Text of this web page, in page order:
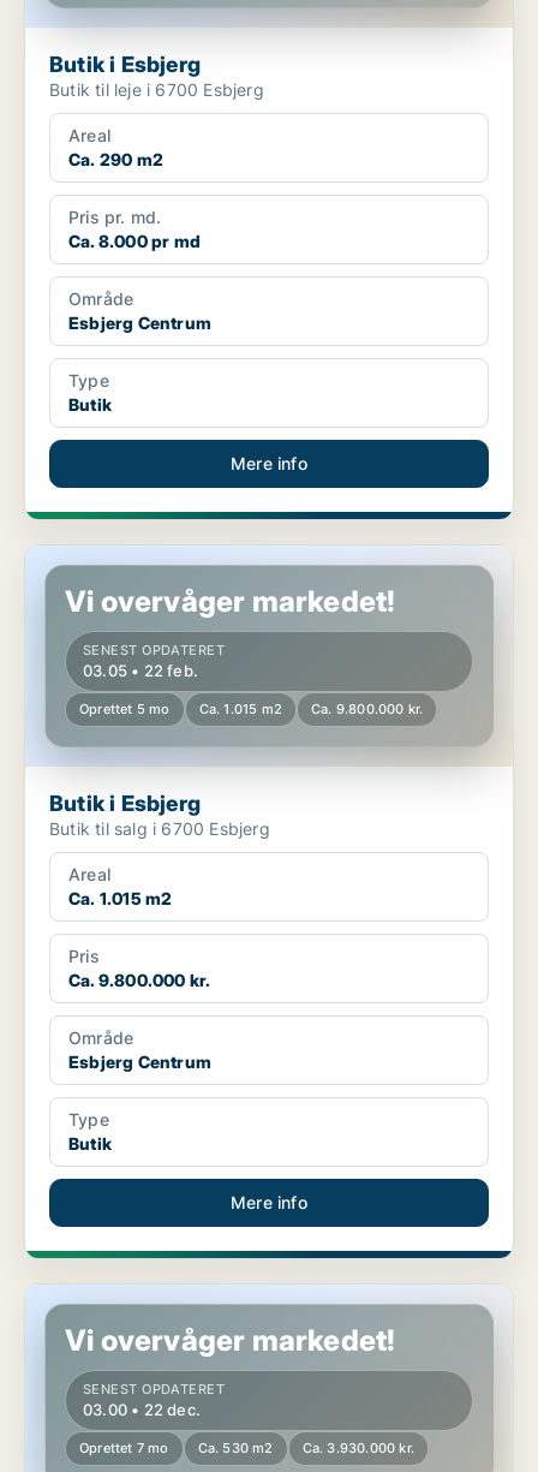
Butik i Esbjerg
Butik til leje i 6700 Esbjerg
Areal
Ca. 290 m2
Pris pr. md.
Ca. 8.000 pr md
Område
Esbjerg Centrum
Type
Butik
Mere info
Butik i Esbjerg
Vi overvåger markedet!
SENEST OPDATERET
03.05 • 22 feb.
Oprettet 5 mo Ca. 1.015 m2 Ca. 9.800.000 kr.
Butik i Esbjerg
Butik til salg i 6700 Esbjerg
Areal
Ca. 1.015 m2
Pris
Ca. 9.800.000 kr.
Område
Esbjerg Centrum
Type
Butik
Mere info
Butik i Esbjerg
Vi overvåger markedet!
SENEST OPDATERET
03.00 • 22 dec.
Oprettet 7 mo Ca. 530 m2 Ca. 3.930.000 kr.